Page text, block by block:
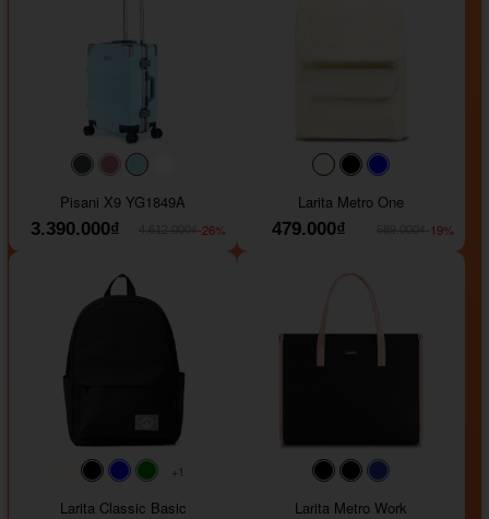
#40454a#b76e79
Pisani X9 YG1849A
3.390.000₫
-26%
#faf0e6#000000
Larita Metro One
479.000₫
-19%
#faf0e6#000000#0000FF
+1
Larita Classic Basic
#000000#000000
Larita Metro Work